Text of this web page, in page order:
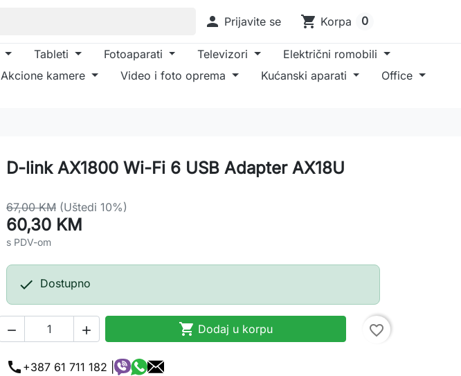
 Prijavite se shopping_cart Korpa 0
Tableti Fotoaparati Televizori
Električni romobili
Akcione kamere Video i foto oprema Kućanski aparati
Office
D-link AX1800 Wi-Fi 6 USB Adapter AX18U
67,00 KM (Uštedi 10%)
60,30 KM
s PDV-om
 Dostupno
   Dodaj u korpu favorite_border
call +387 61 711 182 |